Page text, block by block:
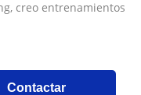
creo entrenamientos
Contactar